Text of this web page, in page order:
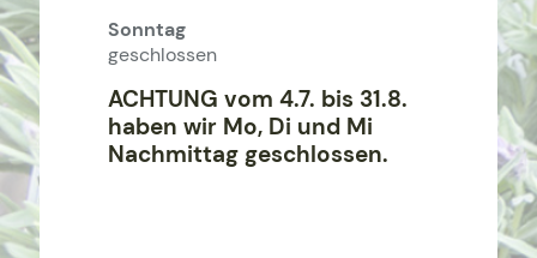
Sonntag
geschlossen
ACHTUNG vom 4.7. bis 31.8.
haben wir Mo, Di und Mi
Nachmittag geschlossen.